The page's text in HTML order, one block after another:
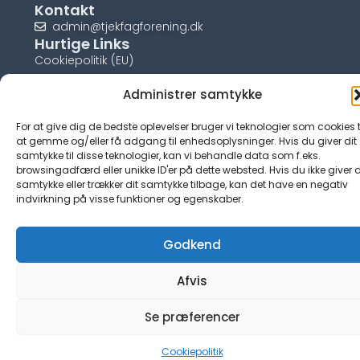
Administrer samtykke
For at give dig de bedste oplevelser bruger vi teknologier som cookies
at gemme og/eller få adgang til enhedsoplysninger. Hvis du giver dit
samtykke til disse teknologier, kan vi behandle data som f.eks.
browsingadfærd eller unikke ID'er på dette websted. Hvis du ikke giver
samtykke eller trækker dit samtykke tilbage, kan det have en negativ
indvirkning på visse funktioner og egenskaber.
Godkend
Afvis
Se præferencer
Cookiepolitik
Kontakt
admin@tjekfagforening.dk
Hurtige Links
Cookiepolitik (EU)
© tjek-fagforening.dk